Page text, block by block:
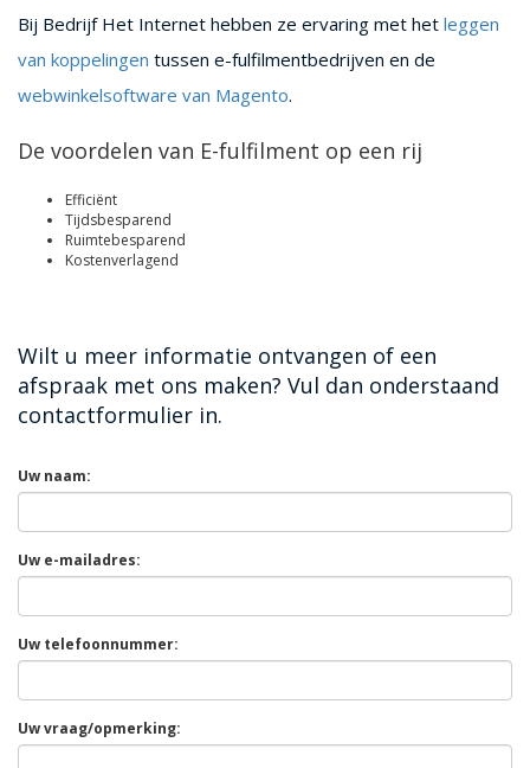
Bij Bedrijf Het Internet hebben ze ervaring met het leggen
van koppelingen tussen e-fulfilmentbedrijven en de
webwinkelsoftware van Magento.
De voordelen van E-fulfilment op een rij
Efficiënt
Tijdsbesparend
Ruimtebesparend
Kostenverlagend
Wilt u meer informatie ontvangen of een
afspraak met ons maken? Vul dan onderstaand
contactformulier in.
Uw naam:
Uw e-mailadres:
Uw telefoonnummer:
Uw vraag/opmerking: